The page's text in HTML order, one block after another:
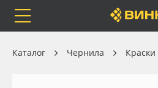
Каталог Чернила